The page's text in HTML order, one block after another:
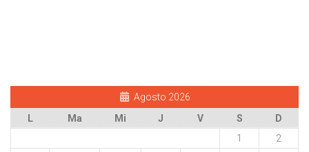
Agosto 2026
L
Ma Mi J V S
D
1
2